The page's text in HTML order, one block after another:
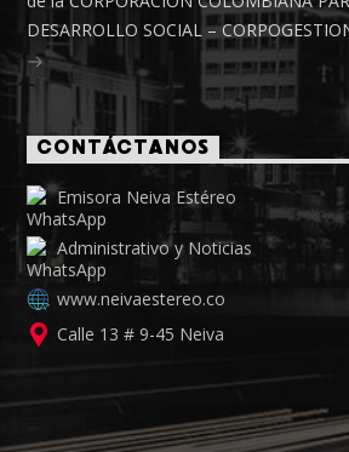
DESARROLLO SOCIAL –
CONTÁCTANOS
Emisora Neiva Estéreo
Administrativo y Noticias
www.neivaestereo.co
Calle 13 # 9-45 Neiva